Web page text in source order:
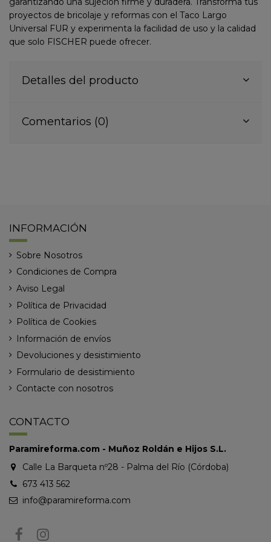
proyectos de bricolaje y reformas con el Taco Largo
Universal FUR y experimenta la facilidad de uso y la calidad
que solo FISCHER puede ofrecer.
Detalles del producto
Comentarios (0)
INFORMACIÓN
Sobre Nosotros
Condiciones de Compra
Aviso Legal
Política de Privacidad
Política de Cookies
Información de envíos
Devoluciones y desistimiento
Formulario de desistimiento
Contacte con nosotros
CONTACTO
Paramireforma.com - Muñoz Roldán e Hijos S.L.
Calle La Barqueta nº28 - Palma del Río (Córdoba)
673 413 562
info@paramireforma.com